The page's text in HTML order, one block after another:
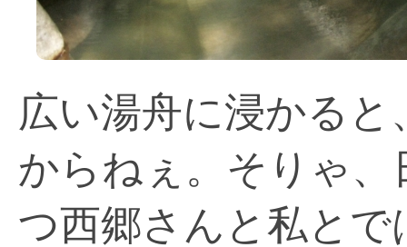
広い湯舟に浸かる
からねぇ。そりゃ
つ西郷さんと私と